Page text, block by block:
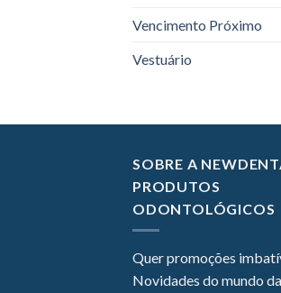
Vencimento Próximo
Vestuário
SOBRE A
PRODUTOS
ODONTOLÓGICOS
Quer promoções
Novidades do mundo da